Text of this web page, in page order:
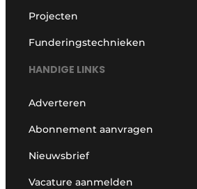
Projecten
Funderingstechnieken
HANDIGE LINKS
Adverteren
Abonnement aanvragen
Nieuwsbrief
Vacature aanmelden